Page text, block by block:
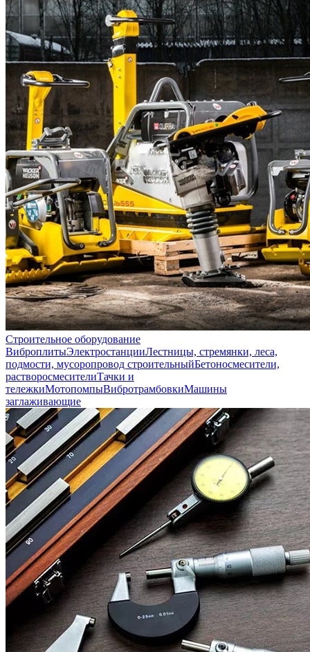
Строительное оборудование
ВиброплитыЭлектростанцииЛестницы, стремянки, леса,
подмости, мусоропровод строительныйБетоносмесители,
растворосмесителиТачки и
тележкиМотопомпыВибротрамбовкиМашины
заглаживающие